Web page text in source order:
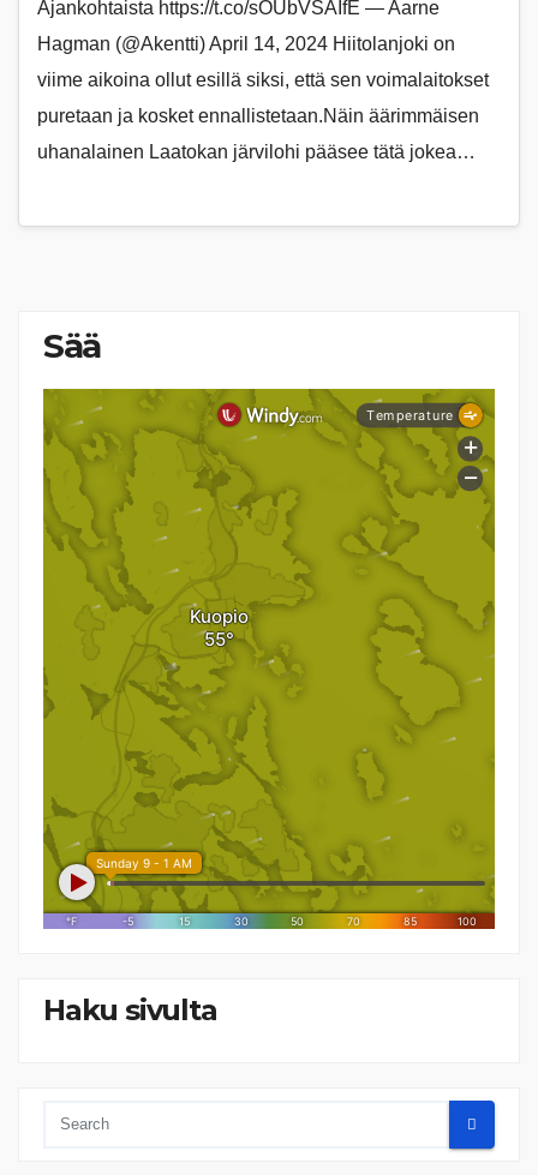
Ajankohtaista https://t.co/sOUbVSAIfE — Aarne
Hagman (@Akentti) April 14, 2024 Hiitolanjoki on
viime aikoina ollut esillä siksi, että sen voimalaitokset
puretaan ja kosket ennallistetaan.Näin äärimmäisen
uhanalainen Laatokan järvilohi pääsee tätä jokea…
Sää
Haku sivulta